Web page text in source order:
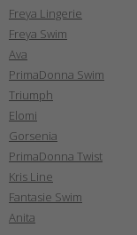
Freya Lingerie
Freya Swim
Ava
PrimaDonna Swim
Triumph
Elomi
Gorsenia
PrimaDonna Twist
Kris Line
Fantasie Swim
Anita